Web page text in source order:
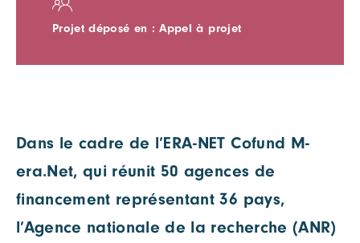
Projet déposé en : Appel à projet
Dans le cadre de l’ERA-NET Cofund M-
era.Net, qui réunit 50 agences de
financement représentant 36 pays,
l’Agence nationale de la recherche (ANR)